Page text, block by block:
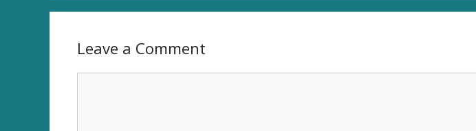
Leave a Comment